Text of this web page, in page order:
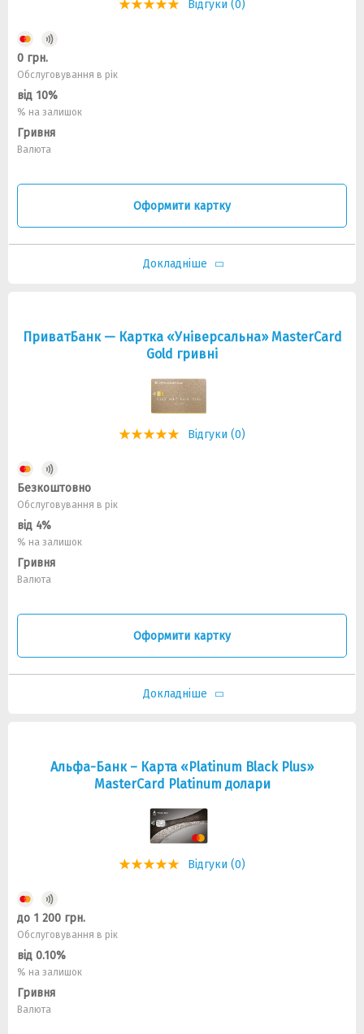
Відгуки (0)
0 грн.
Обслуговування в рік
від 10%
% на залишок
Гривня
Валюта
Оформити картку
Докладніше
ПриватБанк — Картка «Універсальна» MasterCard
Gold гривні
Відгуки (0)
Безкоштовно
Обслуговування в рік
від 4%
% на залишок
Гривня
Валюта
Оформити картку
Докладніше
Альфа-Банк – Карта «Platinum Black Plus»
MasterCard Platinum долари
Відгуки (0)
до 1 200 грн.
Обслуговування в рік
від 0.10%
% на залишок
Гривня
Валюта